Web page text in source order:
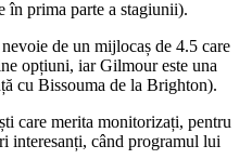
în prima parte a stagiunii).
de un mijlocaș de 4.5 care
opțiuni, iar Gilmour este una
cu Bissouma de la Brighton).
care merita monitorizați, pentru
interesanți, când programul lui